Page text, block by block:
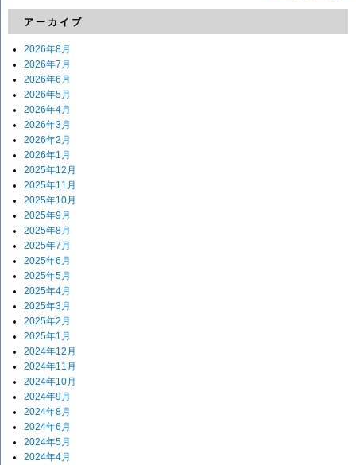
アーカイブ
2026年8月
2026年7月
2026年6月
2026年5月
2026年4月
2026年3月
2026年2月
2026年1月
2025年12月
2025年11月
2025年10月
2025年9月
2025年8月
2025年7月
2025年6月
2025年5月
2025年4月
2025年3月
2025年2月
2025年1月
2024年12月
2024年11月
2024年10月
2024年9月
2024年8月
2024年6月
2024年5月
2024年4月